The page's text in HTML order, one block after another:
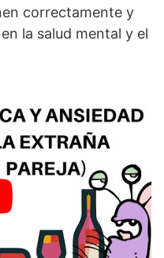
correctamente y
la salud mental y el